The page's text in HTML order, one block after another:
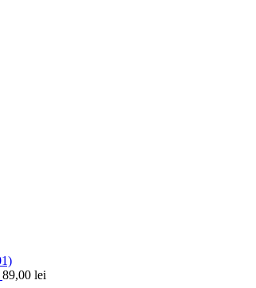
89,00 lei